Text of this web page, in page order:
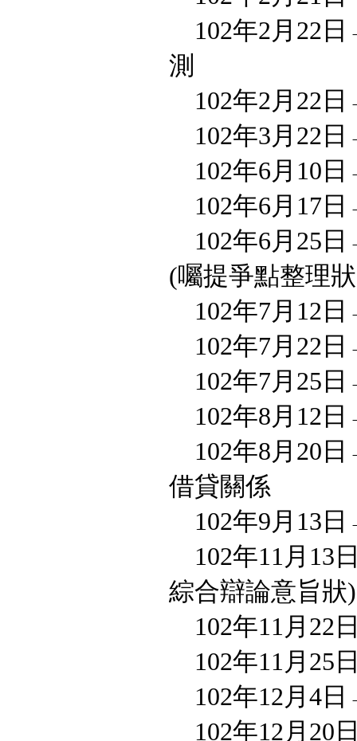
102年2月22日
測
102年2月22日
102年3月22
102年6月10
102年6月17
102年6月25日
(囑提爭點整理
102年7月12
102年7月22
102年7月25
102年8月12
102年8月20
借貸關係
102年9月13
102年11月13
綜合辯論意旨狀)
102年11月22
102年11月25
102年12月4
102年12月20